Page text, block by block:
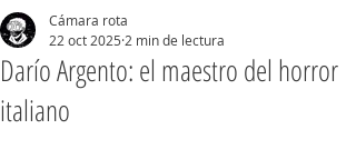
Darío Argento: el maestro del horror
italiano
Cámara rota
22 oct 2025 2 min de lectura